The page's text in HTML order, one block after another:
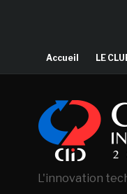
Accueil LE
L'innovation